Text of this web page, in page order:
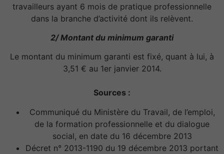
travailleurs ayant 6 mois de pratique professionnelle
dans la branche d’activité dont ils relèvent.
2/ Montant du minimum garanti
Le montant du minimum garanti est fixé, quant à lui, à
3,51 € au 1er janvier 2014.
Sources :
Communiqué du Ministère du Travail, de l’emploi,
de la formation professionnelle et du dialogue
social, en date du 16 décembre 2013
Décret n° 2013-1190 du 19 décembre 2013 portant